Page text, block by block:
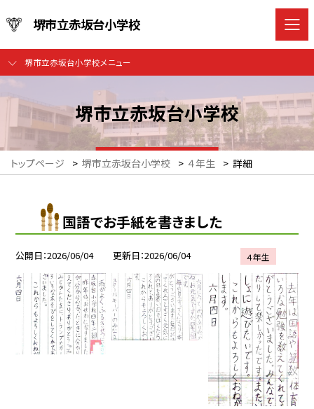
堺市立赤坂台小学校
堺市立赤坂台小学校メニュー
堺市立赤坂台小学校
トップページ > 堺市立赤坂台小学校 > ４年生 > 詳細
国語でお手紙を書きました
公開日 2026/06/04 更新日 2026/06/04 ４年生